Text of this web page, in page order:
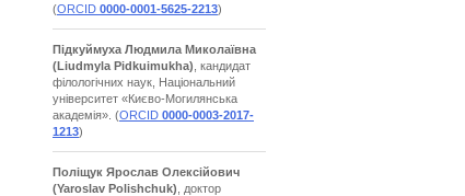
(ORCID 0000-0001-5625-2213)
Підкуймуха Людмила Миколаївна
(Liudmyla Pidkuimukha) , кандидат
філологічних наук, Національний
університет «Києво-Могилянська
академія». (ORCID 0000-0003-2017-
1213)
Поліщук Ярослав Олексійович
(Yaroslav Polishchuk) , доктор